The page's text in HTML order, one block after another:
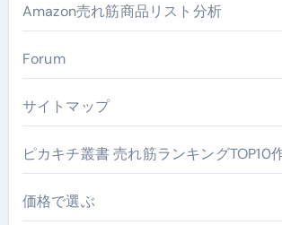
Amazon売れ筋商品リスト分析
Forum
サイトマップ
ピカキチ叢書 売れ筋ランキングTOP10
価格で選ぶ